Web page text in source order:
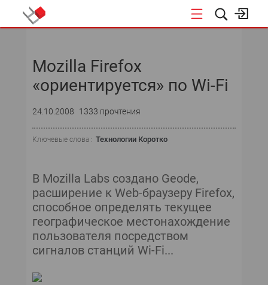
ПОДПИСКА
ТЕКУЩИЙ НОМЕР
Mozilla Firefox
«ориентируется» по Wi-Fi
24.10.2008 1333 прочтения
Ключевые слова : Технологии Коротко
В Mozilla Labs создано Geode,
расширение к Web-браузеру Firefox,
способное определять текущее
географическое местонахождение
пользователя посредством
сигналов станций Wi-Fi...